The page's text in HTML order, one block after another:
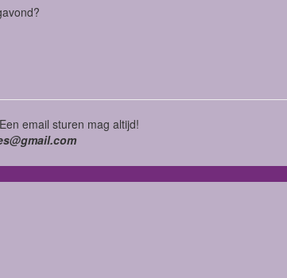
email sturen mag altijd!